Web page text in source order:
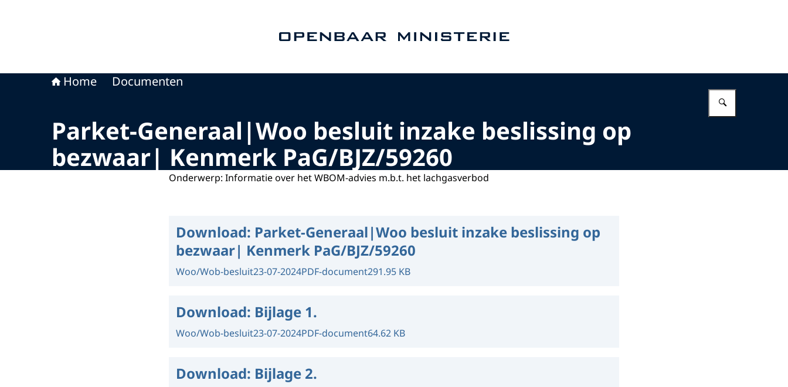
Home Documenten
Parket-Generaal|Woo besluit inzake beslissing op
bezwaar| Kenmerk PaG/BJZ/59260
Onderwerp: Informatie over het WBOM-advies m.b.t. het lachgasverbod
Download: Parket-Generaal|Woo besluit inzake beslissing op
bezwaar| Kenmerk PaG/BJZ/59260
Woo/Wob-besluit23-07-2024PDF-document291.95 KB
Download: Bijlage 1.
Woo/Wob-besluit23-07-2024PDF-document64.62 KB
Download: Bijlage 2.